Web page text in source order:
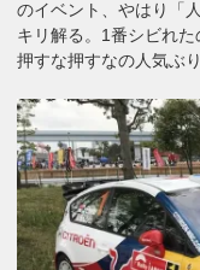
のイベント、やはり「
キリ解る。1番シビれた
押すな押すなの人気ぶ